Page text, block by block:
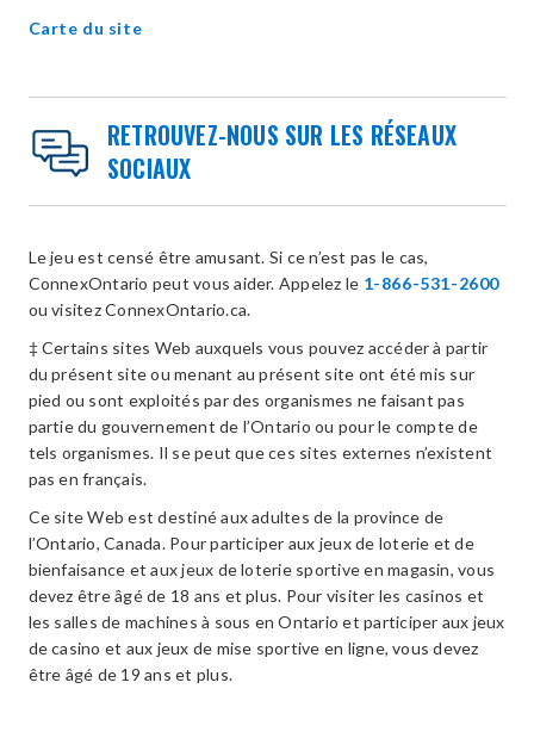
Carte du site
RETROUVEZ-NOUS SUR LES RÉSEAUX
SOCIAUX
Le jeu est censé être amusant. Si ce n’est pas le cas,
ConnexOntario peut vous aider. Appelez le 1-866-531-2600
ou visitez ConnexOntario.ca.
‡ Certains sites Web auxquels vous pouvez accéder à partir
du présent site ou menant au présent site ont été mis sur
pied ou sont exploités par des organismes ne faisant pas
partie du gouvernement de l’Ontario ou pour le compte de
tels organismes. Il se peut que ces sites externes n’existent
pas en français.
Ce site Web est destiné aux adultes de la province de
l’Ontario, Canada. Pour participer aux jeux de loterie et de
bienfaisance et aux jeux de loterie sportive en magasin, vous
devez être âgé de 18 ans et plus. Pour visiter les casinos et
les salles de machines à sous en Ontario et participer aux jeux
de casino et aux jeux de mise sportive en ligne, vous devez
être âgé de 19 ans et plus.